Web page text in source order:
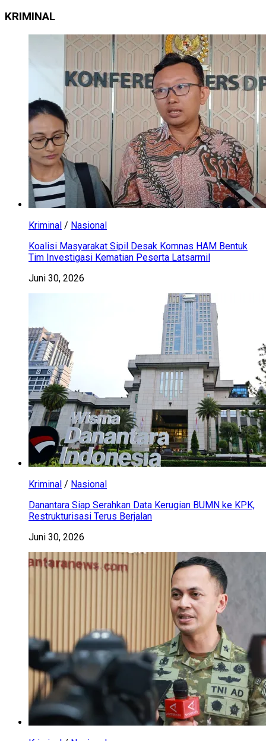
KRIMINAL
Kriminal / Nasional
Koalisi Masyarakat Sipil Desak Komnas HAM Bentuk
Tim Investigasi Kematian Peserta Latsarmil
Juni 30, 2026
Kriminal / Nasional
Danantara Siap Serahkan Data Kerugian BUMN ke KPK,
Restrukturisasi Terus Berjalan
Juni 30, 2026